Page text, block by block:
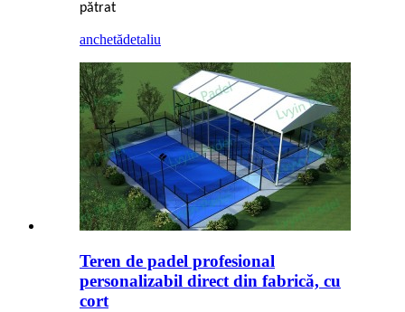
pătrat
anchetădetaliu
Teren de padel profesional
personalizabil direct din fabrică, cu
cort